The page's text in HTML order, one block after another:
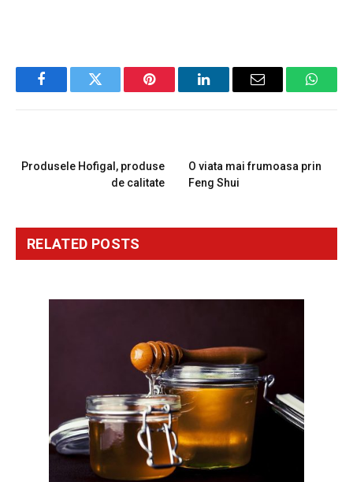
FacebookTwitter Pinterest LinkedInEmail
Produsele Hofigal, produse
de calitate
O viata mai frumoasa prin
Feng Shui
RELATED POSTS